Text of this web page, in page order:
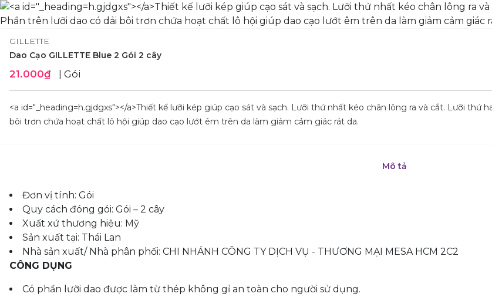
GILLETTE
Dao Cạo GILLETTE Blue 2 Gói 2 cây
21.000₫ | Gói
<a id="_heading=h.gjdgxs"></a>Thiết kế lưỡi kép giúp cạo sát và sạch. Lưỡi thứ nhất kéo chân lông ra và cắt. Lưỡi thứ
bôi trơn chứa hoạt chất lô hội giúp dao cạo lướt êm trên da làm giảm cảm giác rát da.
Mô tả
Đơn vị tính: Gói
Quy cách đóng gói: Gói – 2 cây
Xuất xứ thương hiệu: Mỹ
Sản xuất tại: Thái Lan
Nhà sản xuất/ Nhà phân phối: CHI NHÁNH CÔNG TY DỊCH VỤ - THƯƠNG MẠI MESA HCM 2C2
CÔNG DỤNG
Có phần lưỡi dao được làm từ thép không gỉ an toàn cho người sử dụng.